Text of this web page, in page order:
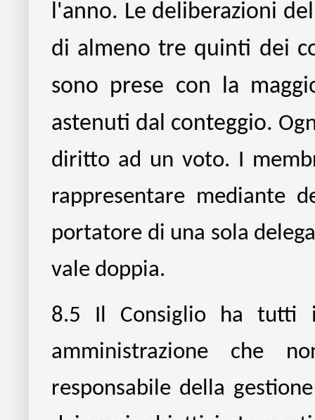
l'anno. Le deliberazioni
di almeno tre quinti dei
sono prese con la
astenuti dal conteggio.
diritto ad un voto. I
rappresentare mediante
portatore di una sola
vale doppia.
8.5
Il Consiglio ha tutti
amministrazione che
responsabile della